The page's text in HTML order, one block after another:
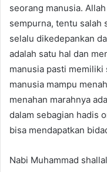
e
m
seorang manusia.
sempurna, tentu salah
selalu dikedepankan
adalah satu hal dan
manusia pasti
manusia mampu
menahan marahnya
dalam sebagian hadis
bisa mendapatkan
Nabi Muhammad